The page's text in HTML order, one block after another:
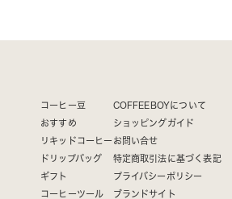
コーヒー豆
おすすめ
リキッドコーヒー
ドリップバッグ
ギフト
コーヒーツール
COFFEEBOYについて
ショッピングガイド
お問い合せ
特定商取引法に基づく表記
プライバシーポリシー
ブランドサイト